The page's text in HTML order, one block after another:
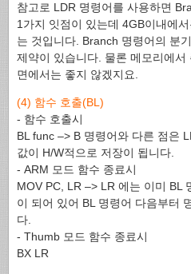
참고로 LDR 명령어를 사용하면
1가지 잇점이 있는데 4GB이내에
는 것입니다. Branch 명령어의 분
제약이 있습니다. 물론 메모리에
면에서는 좋지 않겠지요.
(4) 함수 호출(BL)
- 함수 호출시
BL func –> B 명령어와 다른 점은
값이 H/W적으로 저장이 됩니다.
- ARM 모드 함수 종료시
MOV PC, LR –> LR 에는 이미 BL
이 되어 있어 BL 명령어 다음부터
다.
- Thumb 모드 함수 종료시
BX LR